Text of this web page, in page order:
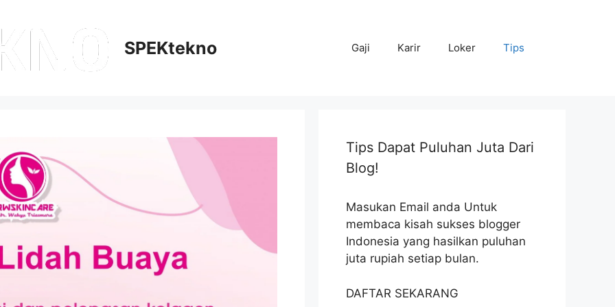
SPEKtekno Gaji Karir Loker Tips
Tips Dapat Puluhan Juta Dari
Blog!
Masukan Email anda Untuk
membaca kisah sukses blogger
Indonesia yang hasilkan puluhan
juta rupiah setiap bulan.
DAFTAR SEKARANG